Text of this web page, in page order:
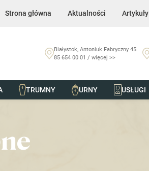
Strona główna Aktualności Artykuły
Białystok, Antoniuk Fabryczny 45
85 654 00 01 / więcej >>
TRUMNY URNY USŁUGI